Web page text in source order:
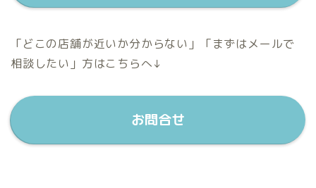
「どこの店舗が近いか分からない」「まずはメールで
相談したい」方はこちらへ↓
お問合せ